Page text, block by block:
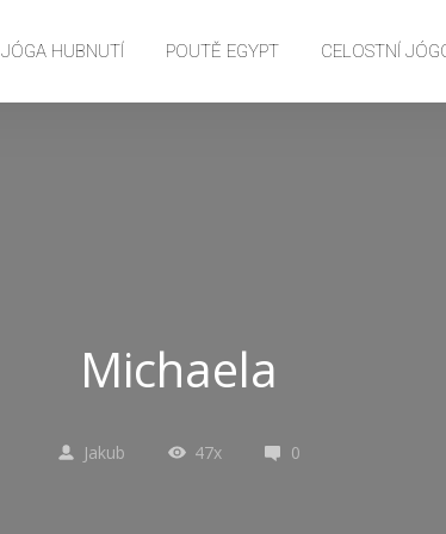
JÓGA HUBNUTÍ POUTĚ EGYPT CELOSTNÍ
Michaela
Jakub 47x 0